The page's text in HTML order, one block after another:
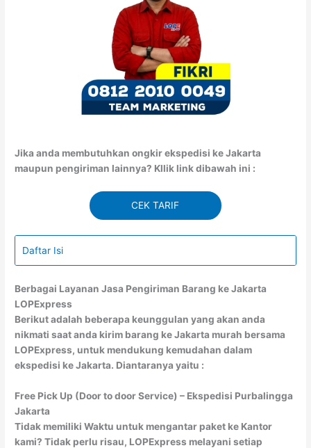
Jika anda membutuhkan ongkir ekspedisi ke Jakarta
maupun pengiriman lainnya? Kllik link dibawah ini :
CEK TARIF
Daftar Isi
Berbagai Layanan Jasa Pengiriman Barang ke Jakarta
LOPExpress
Berikut adalah beberapa keunggulan yang akan anda
nikmati saat anda kirim barang ke Jakarta murah bersama
LOPExpress, untuk mendukung kemudahan dalam
ekspedisi ke Jakarta. Diantaranya yaitu :
Free Pick Up (Door to door Service) – Ekspedisi Purbalingga
Jakarta
Tidak memiliki Waktu untuk mengantar paket ke Kantor
kami? Tidak perlu risau, LOPExpress melayani setiap